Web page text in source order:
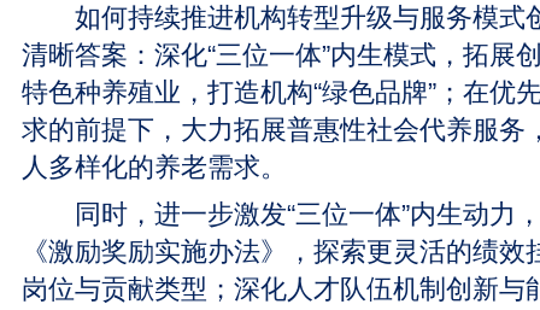
如何持续推进机构转型升级与服务模式
清晰答案：深化“三位一体”内生模式，拓
特色种养殖业，打造机构“绿色品牌”；在优
求的前提下，大力拓展普惠性社会代养服务
人多样化的养老需求。
同时，进一步激发“三位一体”内生动力
《激励奖励实施办法》，探索更灵活的绩
岗位与贡献类型；深化人才队伍机制创新与